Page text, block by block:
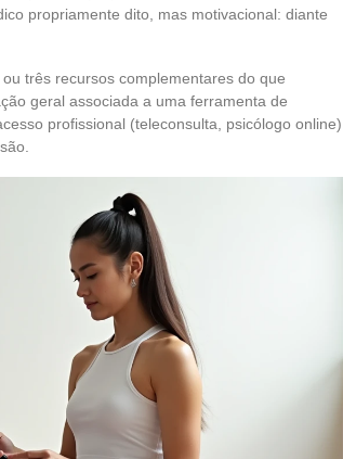
propriamente dito, mas motivacional: diante
três recursos complementares do que
geral associada a uma ferramenta de
profissional (teleconsulta, psicólogo online)